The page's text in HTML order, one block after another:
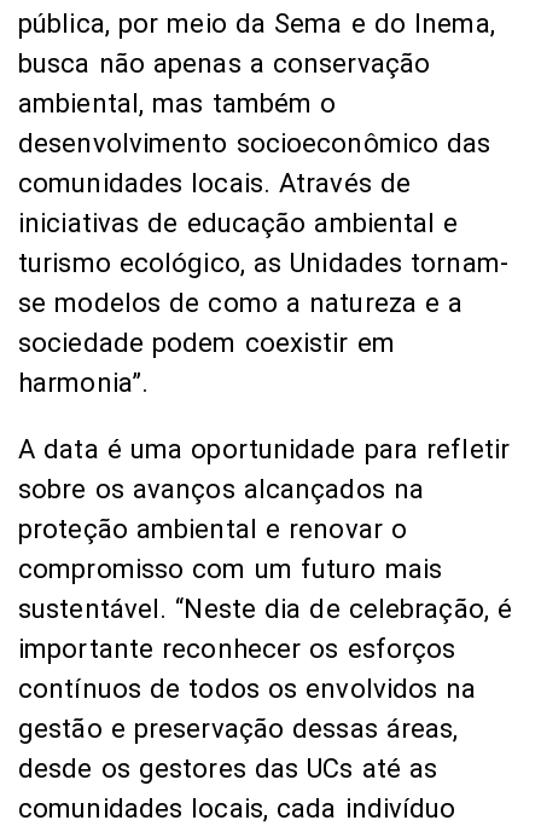
pública, por meio da Sema e do Inema,
busca não apenas a conservação
ambiental, mas também o
desenvolvimento socioeconômico das
comunidades locais. Através de
iniciativas de educação ambiental e
turismo ecológico, as Unidades tornam-
se modelos de como a natureza e a
sociedade podem coexistir em
harmonia”.
A data é uma oportunidade para refletir
sobre os avanços alcançados na
proteção ambiental e renovar o
compromisso com um futuro mais
sustentável. “Neste dia de celebração, é
importante reconhecer os esforços
contínuos de todos os envolvidos na
gestão e preservação dessas áreas,
desde os gestores das UCs até as
comunidades locais, cada indivíduo